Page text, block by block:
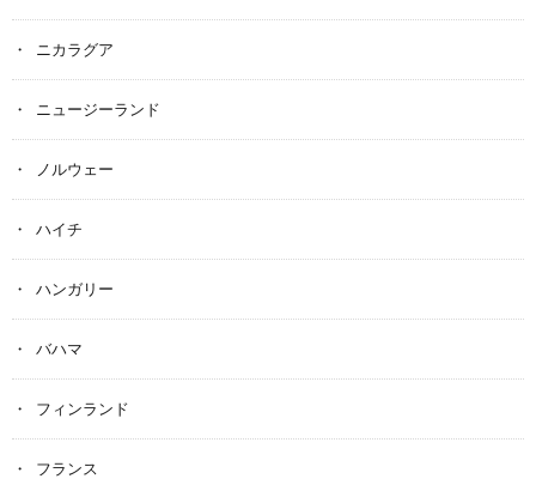
ニカラグア
ニュージーランド
ノルウェー
ハイチ
ハンガリー
バハマ
フィンランド
フランス